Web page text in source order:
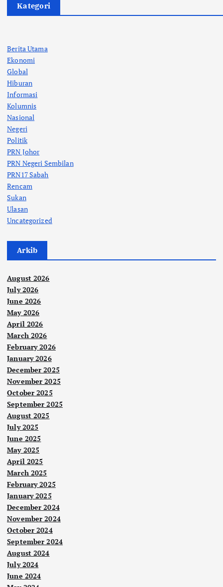
Kategori
Berita Utama
Ekonomi
Global
Hiburan
Informasi
Kolumnis
Nasional
Negeri
Politik
PRN Johor
PRN Negeri Sembilan
PRN17 Sabah
Rencam
Sukan
Ulasan
Uncategorized
Arkib
August 2026
July 2026
June 2026
May 2026
April 2026
March 2026
February 2026
January 2026
December 2025
November 2025
October 2025
September 2025
August 2025
July 2025
June 2025
May 2025
April 2025
March 2025
February 2025
January 2025
December 2024
November 2024
October 2024
September 2024
August 2024
July 2024
June 2024
Nege
ri